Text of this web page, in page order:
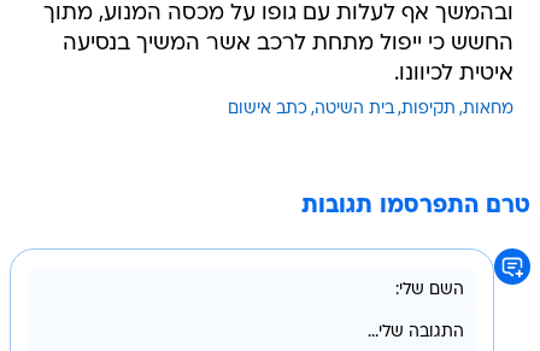
ובהמשך אף לעלות עם גופו על מכסה המנוע, מתוך
החשש כי ייפול מתחת לרכב אשר המשיך בנסיעה
איטית לכיוונו.
מחאות תקיפות בית השיטה כתב אישום
טרם התפרסמו תגובות